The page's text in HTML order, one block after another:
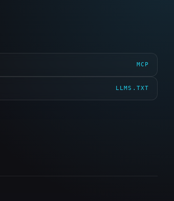
MCP
LLMS.TXT